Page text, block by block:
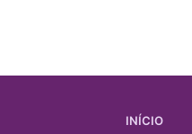
INÍCIO